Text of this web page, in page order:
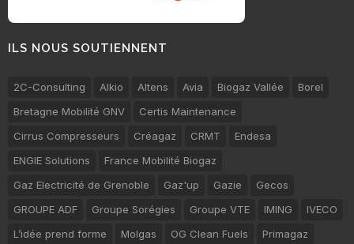
ILS NOUS SOUTIENNENT
2C-Consulting Alkio Altens Avia Biogaz Vallée
Borel
Bretagne Mobilité GNV
Certis Maintenance
Cirrus Compresseurs
Créagaz CRMT
Endesa
ENGIE Solutions
France Mobilité Biogaz
Gaz Electricité de Grenoble
Gaz'up Gazie
Gecos
GROUPE ADF
Groupe Sorégies Groupe VTE IMING
IVECO
L’idée prend forme
Molgas OG Clean Fuels Primagaz